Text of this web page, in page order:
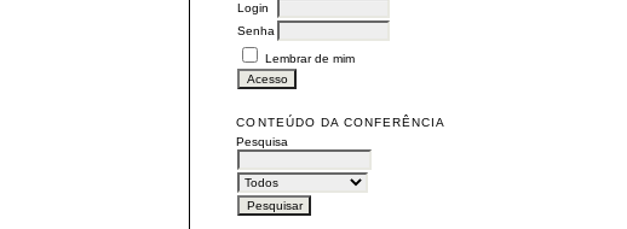
Login
Senha
Lembrar de mim
CONTEÚDO DA CONFERÊNCIA
Pesquisa